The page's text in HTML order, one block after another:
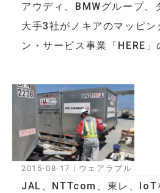
アウディ、BMWグループ、
大手3社がノキアのマッピン
ン・サービス事業「HERE
JAL、NTTcom、東レ、IoT
2015-08-17 | ウェアラブル